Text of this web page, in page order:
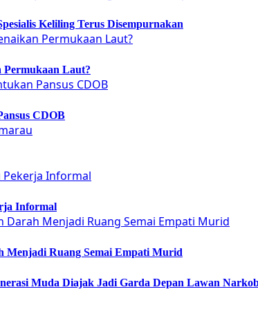
Keliling Terus Disempurnakan
Laut?
CDOB
Informal
Menjadi Ruang Semai Empati Murid
Muda Diajak Jadi Garda Depan Lawan